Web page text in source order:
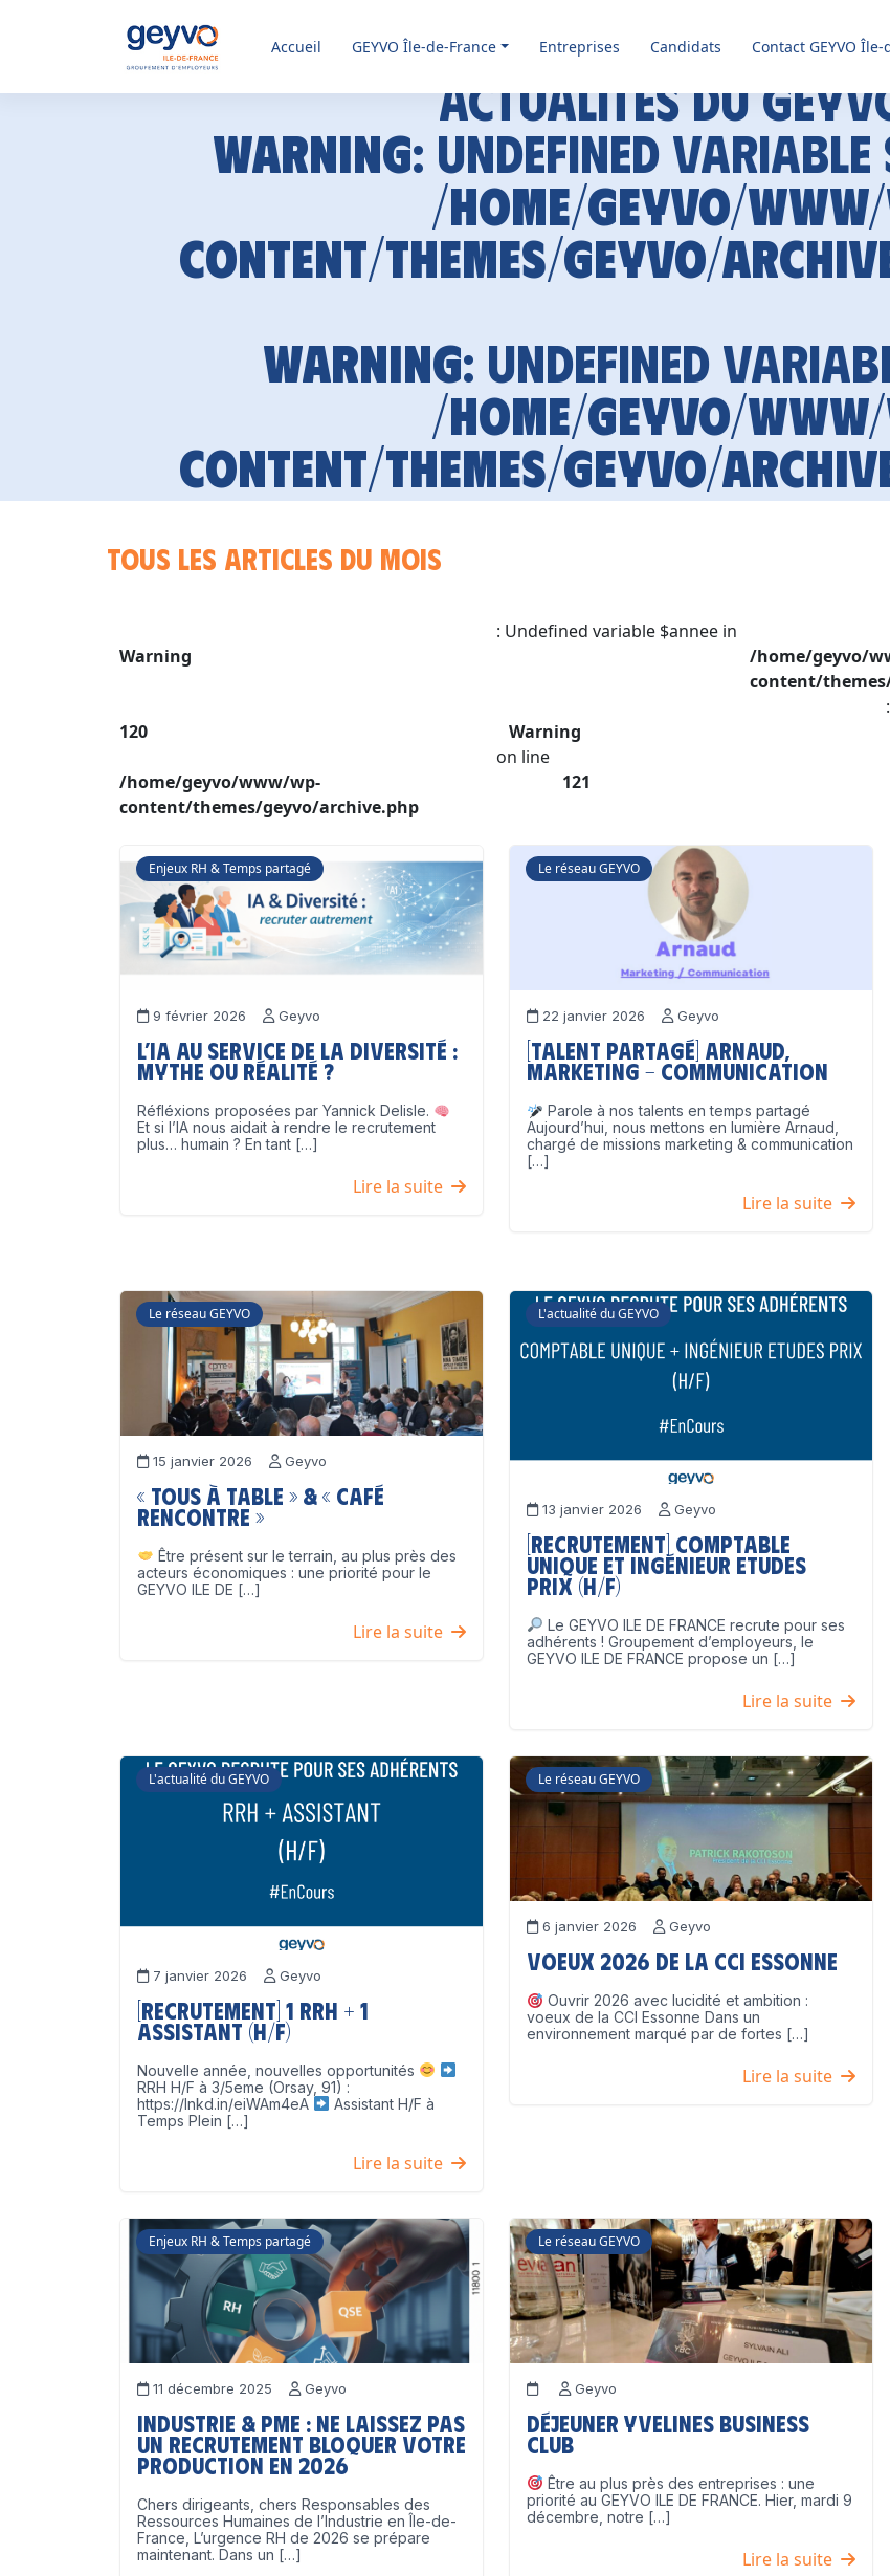
Accueil GEYVOÎle-de-France Entreprises Candidats Contact GEYVO
Actualités du
Warning: Undefined variable
/home/geyvo/
content/themes/geyvo/
Warning: Undefined
/home/geyvo/
content/themes/geyvo/
Tous les articles du mois
Warning
: Undefined variable $annee in
/home/geyvo/
content/
120 Warning
/home/geyvo/www/wp-
content/themes/geyvo/archive.php
on line
121
Enjeux RH & Temps partagé
9 février 2026 Geyvo
L’IA au service de la diversité :
mythe ou réalité ?
Réfléxions proposées par Yannick Delisle.
Et si l’IA nous aidait à rendre le recrutement
plus… humain ? En tant […]
Lire la suite
Le réseau GEYVO
22 janvier 2026 Geyvo
[Talent partagé] Arnaud,
Marketing – Communication
Parole à nos talents en temps partagé
Aujourd’hui, nous mettons en lumière Arnaud,
chargé de missions marketing & communication
[…]
Lire la suite
Le réseau GEYVO
15 janvier 2026 Geyvo
« Tous à table » & « Café
Rencontre »
Être présent sur le terrain, au plus près des
acteurs économiques : une priorité pour le
GEYVO ILE DE […]
Lire la suite
L'actualité du GEYVO
13 janvier 2026 Geyvo
[Recrutement] Comptable
unique et Ingénieur Etudes
Prix (H/F)
Le GEYVO ILE DE FRANCE recrute pour ses
adhérents ! Groupement d’employeurs, le
GEYVO ILE DE FRANCE propose un […]
Lire la suite
L'actualité du GEYVO
7 janvier 2026 Geyvo
[Recrutement] 1 RRH + 1
Assistant (H/F)
Nouvelle année, nouvelles opportunités
RRH H/F à 3/5eme (Orsay, 91) :
https://lnkd.in/eiWAm4eA
Assistant H/F à
Temps Plein […]
Lire la suite
Le réseau GEYVO
6 janvier 2026 Geyvo
Voeux 2026 de la CCI Essonne
Ouvrir 2026 avec lucidité et ambition :
voeux de la CCI Essonne Dans un
environnement marqué par de fortes […]
Lire la suite
Enjeux RH & Temps partagé
11 décembre 2025 Geyvo
Industrie & PME : ne laissez pas
un recrutement bloquer votre
production en 2026
Chers dirigeants, chers Responsables des
Ressources Humaines de l’Industrie en Île-de-
France, L’urgence RH de 2026 se prépare
maintenant. Dans un […]
Le réseau GEYVO
Geyvo
Déjeuner Yvelines Business
Club
Être au plus près des entreprises : une
priorité au GEYVO ILE DE FRANCE. Hier, mardi 9
décembre, notre […]
Lire la suite